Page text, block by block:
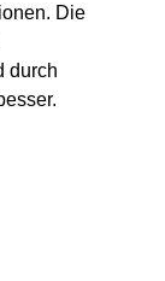
Die
durch